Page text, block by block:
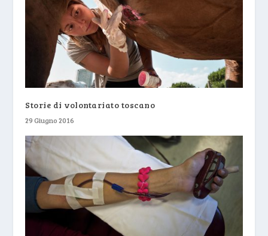
Storie di volontariato toscano
29 Giugno 2016